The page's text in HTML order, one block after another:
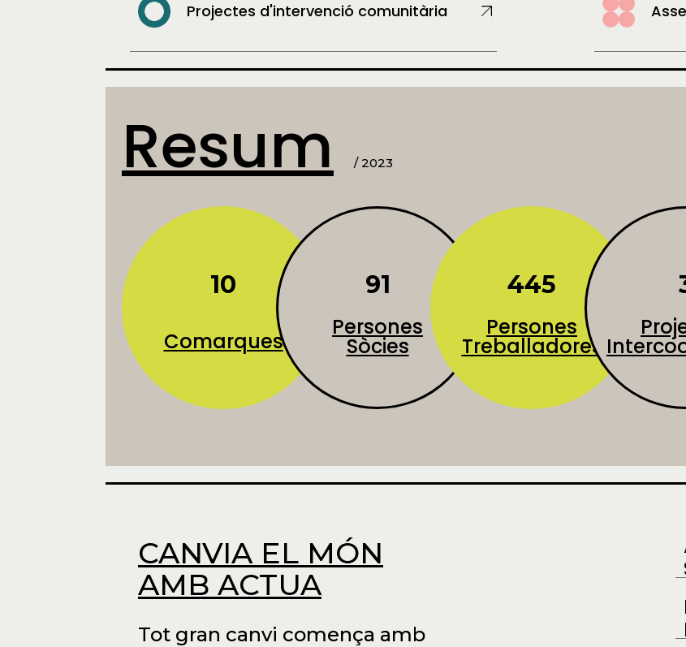
Projectes d'intervenció comunitària
Resum / 2023
Comarques
10
Persones
Sòcies
91
Persones
Treballadores
445
CANVIA EL MÓN
AMB ACTUA
Tot gran canvi comença amb